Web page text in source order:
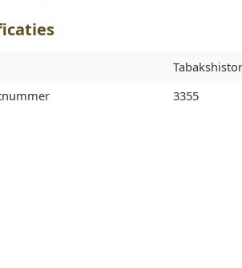
3355